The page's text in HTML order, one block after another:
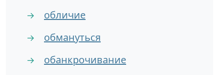
→ обличие
→ обмануться
→ обанкрочивание